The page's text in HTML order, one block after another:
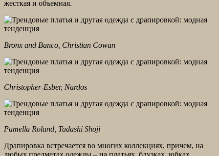
жесткая и объемная.
Bronx and Banco, Christian Cowan
Christopher-Esber, Nardos
Pamella Roland, Tadashi Shoji
Драпировка встречается во многих коллекциях, причем, на
любых предметах одежды – на платьях, блузках, юбках,